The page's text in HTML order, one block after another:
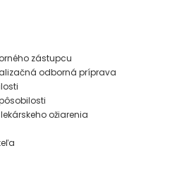
zástupcu
odborná príprava
ožiarenia